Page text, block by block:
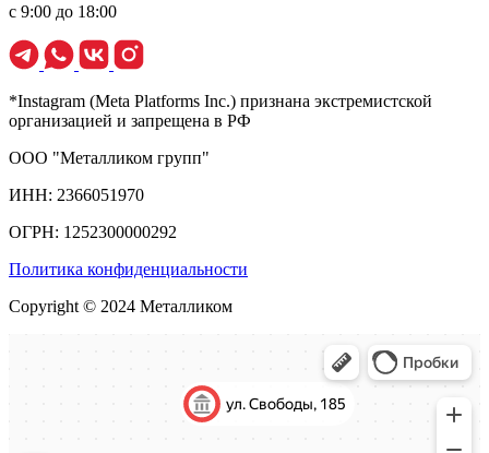
с 9:00 до 18:00
*Instagram (Meta Platforms Inc.) признана экстремистской
организацией и запрещена в РФ
ООО "Металликом групп"
ИНН: 2366051970
ОГРН: 1252300000292
Политика конфиденциальности
Copyright © 2024 Металликом